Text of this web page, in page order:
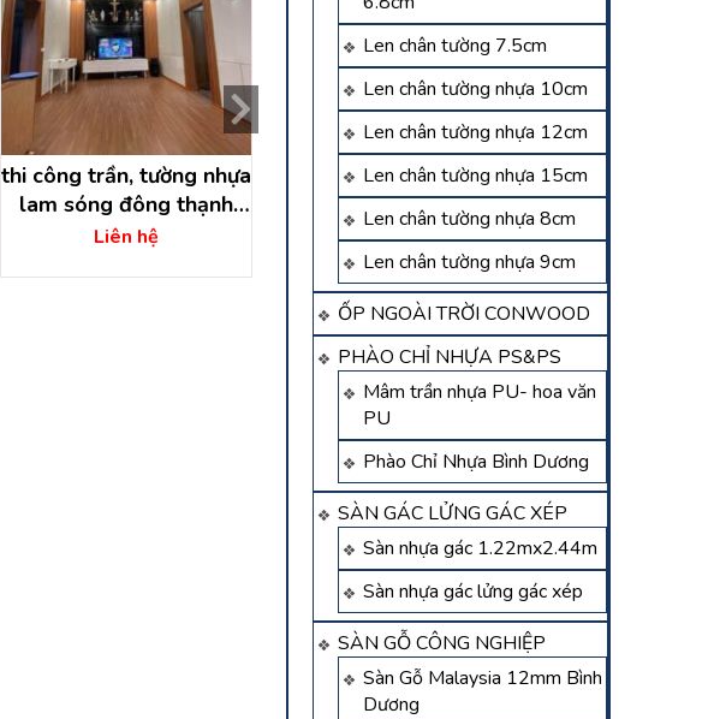
Len chân tường 7.5cm
Len chân tường nhựa 10cm
Len chân tường nhựa 12cm
Len chân tường nhựa 15cm
Len chân tường nhựa 8cm
Len chân tường nhựa 9cm
ỐP NGOÀI TRỜI CONWOOD
PHÀO CHỈ NHỰA PS&PS
Mâm trần nhựa PU- hoa văn
PU
Phào Chỉ Nhựa Bình Dương
SÀN GÁC LỬNG GÁC XÉP
Sàn nhựa gác 1.22mx2.44m
Sàn nhựa gác lửng gác xép
SÀN GỖ CÔNG NGHIỆP
Sàn Gỗ Malaysia 12mm Bình
Dương
thi công trần, tường nhựa
lam sóng đông thạnh
hóc môn – hồ chí minh
Liên hệ
thi công trần, tường
nano tại tân xuân hóc
môn – hồ chí minh
Liên hệ
nano ốp tường,
tại xuân thới
môn – hồ chí